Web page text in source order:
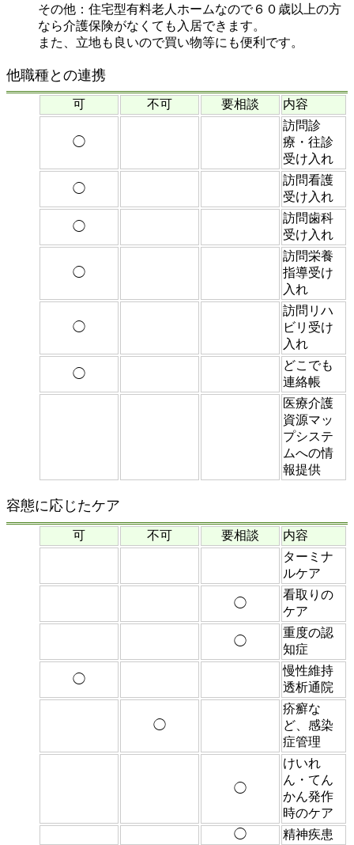
その他：住宅型有料老人ホームなので６０歳以上の方
なら介護保険がなくても入居できます。
また、立地も良いので買い物等にも便利です。
他職種との連携
可 不可 要相談 内容
◯
訪問診
療・往診
受け入れ
◯
訪問看護
受け入れ
◯
訪問歯科
受け入れ
◯
訪問栄養
指導受け
入れ
◯
訪問リハ
ビリ受け
入れ
◯
どこでも
連絡帳
医療介護
資源マッ
プシステ
ムへの情
報提供
容態に応じたケア
可 不可 要相談
内容
ターミナ
ルケア
◯
看取りの
ケア
◯
重度の認
知症
◯
慢性維持
透析通院
◯
疥癬な
ど、感染
症管理
◯
けいれ
ん・てん
かん発作
時のケア
◯
精神疾患